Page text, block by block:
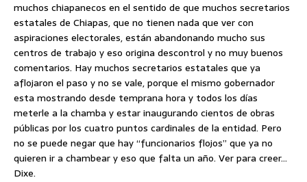
muchos chiapanecos en el sentido de que muchos secretarios
estatales de Chiapas, que no tienen nada que ver con
aspiraciones electorales, están abandonando mucho sus
centros de trabajo y eso origina descontrol y no muy buenos
comentarios. Hay muchos secretarios estatales que ya
aflojaron el paso y no se vale, porque el mismo gobernador
esta mostrando desde temprana hora y todos los días
meterle a la chamba y estar inaugurando cientos de obras
públicas por los cuatro puntos cardinales de la entidad. Pero
no se puede negar que hay “funcionarios flojos” que ya no
quieren ir a chambear y eso que falta un año. Ver para creer…
Dixe.